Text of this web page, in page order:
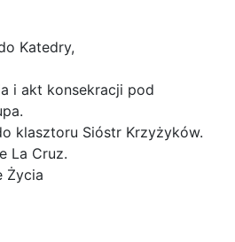
Katedry,
i akt konsekracji pod
klasztoru Sióstr Krzyżyków.
La Cruz.
Życia